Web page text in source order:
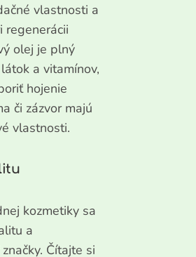
vlastnosti a
regenerácii
olej je plný
a vitamínov,
hojenie
či zázvor majú
vlastnosti.
kozmetiky sa
a
Čítajte si